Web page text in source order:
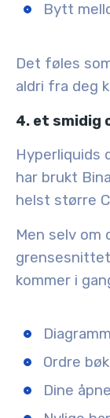
Bytt
Det føles
aldri fra deg
4. et smidig
Hyperliquids
har brukt
helst større
Men selv om
kommer i
Ordre
Dine